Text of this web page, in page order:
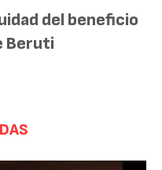
del beneficio
Beruti